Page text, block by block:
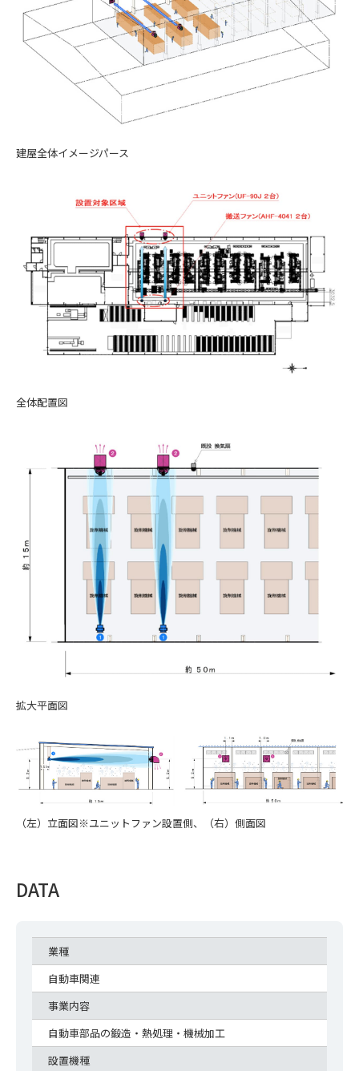
建屋全体イメージパース
全体配置図
拡大平面図
（左）立面図※ユニットファン設置側、（右）側面図
DATA
業種
自動車関連
事業内容
自動車部品の鍛造・熱処理・機械加工
設置機種